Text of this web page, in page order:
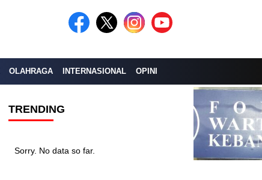
OLAHRAGA INTERNASIONAL OPINI
TRENDING
Sorry. No data so far.